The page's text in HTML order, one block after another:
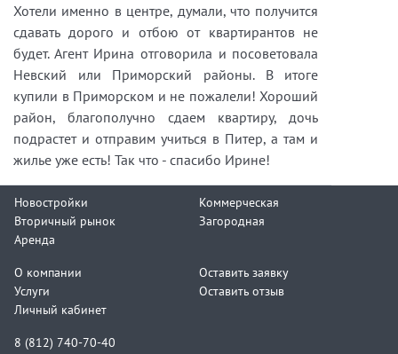
Хотели именно в центре, думали, что получится
сдавать дорого и отбою от квартирантов не
будет. Агент Ирина отговорила и посоветовала
Невский или Приморский районы. В итоге
купили в Приморском и не пожалели! Хороший
район, благополучно сдаем квартиру, дочь
подрастет и отправим учиться в Питер, а там и
жилье уже есть! Так что - спасибо Ирине!
Новостройки
Вторичный рынок
Аренда
Коммерческая
Загородная
О компании
Услуги
Личный кабинет
Оставить заявку
Оставить отзыв
8 (812) 740-70-40